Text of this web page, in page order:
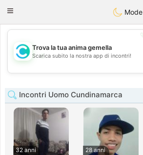
olombiaCitas
Toggle
Mode
💖
💕
Trova la tua anima gemella
Scarica subito la nostra app di incontri!
Incontri Uomo Cundinamarca
32 anni
28 anni